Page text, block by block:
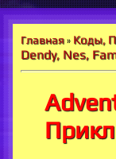
Главная » Коды,
Dendy, Nes,